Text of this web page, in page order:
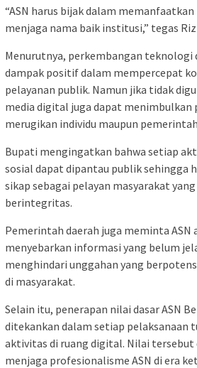
“ASN harus bijak dalam memanfaatkan
menjaga nama baik institusi,” tegas
Menurutnya, perkembangan teknologi
dampak positif dalam mempercepat
pelayanan publik. Namun jika tidak
media digital juga dapat menimbulkan
merugikan individu maupun
Bupati mengingatkan bahwa setiap
sosial dapat dipantau publik sehingga
sikap sebagai pelayan masyarakat
berintegritas.
Pemerintah daerah juga meminta ASN
menyebarkan informasi yang belum
menghindari unggahan yang
di masyarakat.
Selain itu, penerapan nilai dasar ASN
ditekankan dalam setiap pelaksanaan
aktivitas di ruang digital. Nilai
menjaga profesionalisme ASN di era